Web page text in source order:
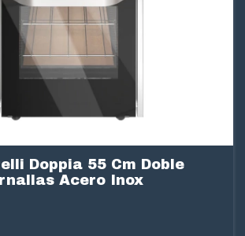
Doppia 55 Cm Doble
Acero Inox